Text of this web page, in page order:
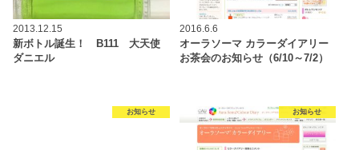
2013.12.15
新ボトル誕生！ B111 大天使
ダニエル
2016.6.6
オーラソーマ カラーダイアリー
お茶会のお知らせ（6/10～7/2）
お知らせ お知らせ